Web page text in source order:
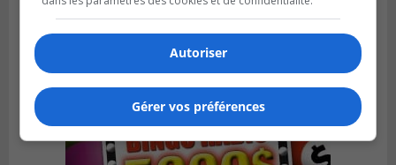
Autoriser
Gérer vos préférences